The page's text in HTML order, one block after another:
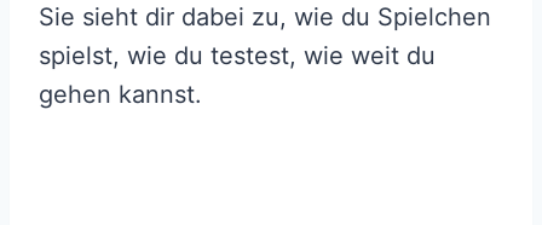
Sie sieht dir dabei zu, wie du Spielchen
spielst, wie du testest, wie weit du
gehen kannst.